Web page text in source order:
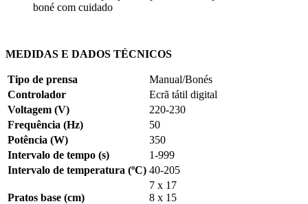
boné com cuidado
MEDIDAS E DADOS TÉCNICOS
Tipo de prensa
Manual/Bonés
Controlador
Ecrã tátil digital
Voltagem (V)
220-230
Frequência (Hz)
50
Potência (W)
350
Intervalo de tempo (s)
1-999
Intervalo de temperatura (ºC) 40-205
Pratos base (cm)
7 x 17
8 x 15